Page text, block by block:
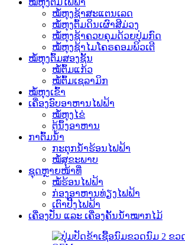
ໝໍ້ຫຸງຊ້າສະແຕນເລດ
ໝໍ້ຫຸງຕົ້ມດິນເຜົາສີມ່ວງ
ໝໍ້ຫຸງຊ້າຄວບຄຸມດ້ວຍປຸ່ມກົດ
ໝໍ້ຫຸງຊ້າໄມໂຄຣຄອມພິວເຕີ
ໝໍ້ຫຸງຕົ້ມສອງຊັ້ນ
ໝໍ້ຕົ້ມແກ້ວ
ໝໍ້ຕົ້ມເຊລາມິກ
ໝໍ້ຫຸງເຂົ້າ
ເຄື່ອງອົບອາຫານໄຟຟ້າ
ໝໍ້ຫຸງໄຂ່
ຕູ້ນຶ້ງອາຫານ
ກາຕົ້ມນ້ຳ
ກະຕຸກນ້ຳຮ້ອນໄຟຟ້າ
ໝໍ້ສຸຂະພາບ
ຊຸດຫຼາຍໜ້າທີ່
ໝໍ້ຮ້ອນໄຟຟ້າ
ກ່ອງອາຫານທ່ຽງໄຟຟ້າ
ເຕົາປີ້ງໄຟຟ້າ
ເຄື່ອງປັ່ນ ແລະ ເຄື່ອງຄັ້ນນ້ຳໝາກໄມ້